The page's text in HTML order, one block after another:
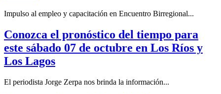
Impulso al empleo y capacitación en Encuentro Birregional...
Conozca el pronóstico del tiempo para
este sábado 07 de octubre en Los Ríos y
Los Lagos
El periodista Jorge Zerpa nos brinda la información...